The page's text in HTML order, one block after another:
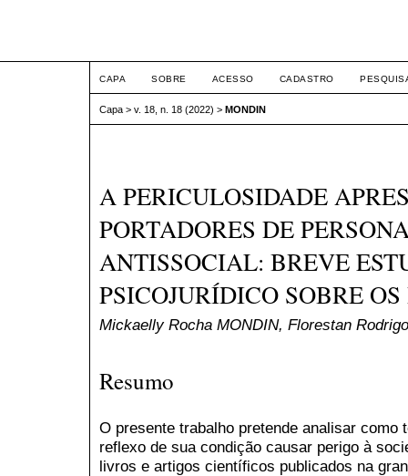
CAPA SOBRE ACESSO CADASTRO
Capa > v. 18, n. 18 (2022) > MONDIN
A PERICULOSIDADE
PORTADORES DE
ANTISSOCIAL: BREVE
PSICOJURÍDICO SOBRE
Mickaelly Rocha MONDIN, Florestan
Resumo
O presente trabalho pretende analisar
reflexo de sua condição causar perigo à
livros e artigos científicos publicados na